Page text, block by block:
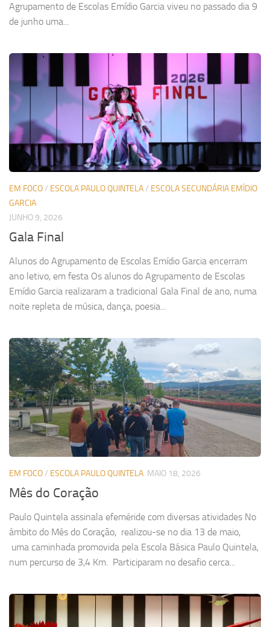
Agrupamento de Escolas Emídio Garcia viveu no passado dia 9
de junho uma...
EM FOCO/ ESCOLA PAULO QUINTELA/ ESCOLA SECUNDÁRIA EMÍDIO
GARCIA
JUNHO 9, 2026
Gala Final
Alunos do Agrupamento de Escolas Emídio Garcia encerram
ano letivo, em festa Os alunos do Agrupamento de Escolas
Emídio Garcia realizaram a tradicional Gala Final de ano, numa
noite repleta de música, dança, poesia...
EM FOCO/ ESCOLA PAULO QUINTELA MAIO 18, 2026
Mês do Coração
Paulo Quintela assinala efeméride com diversas atividades No
âmbito do Mês do Coração, realizou-se no dia 13 de maio,
uma caminhada promovida pela Escola Básica Paulo Quintela,
num percurso de 3,4 Km. Participaram no desafio cerca...